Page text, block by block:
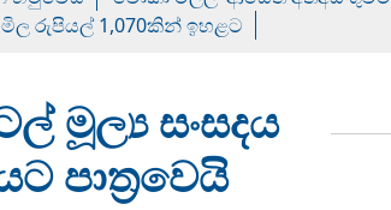
මිල රුපියල් 1,070කින් ඉහළට
මූල්‍ය සංසදය
පාත‍්‍රවෙයි